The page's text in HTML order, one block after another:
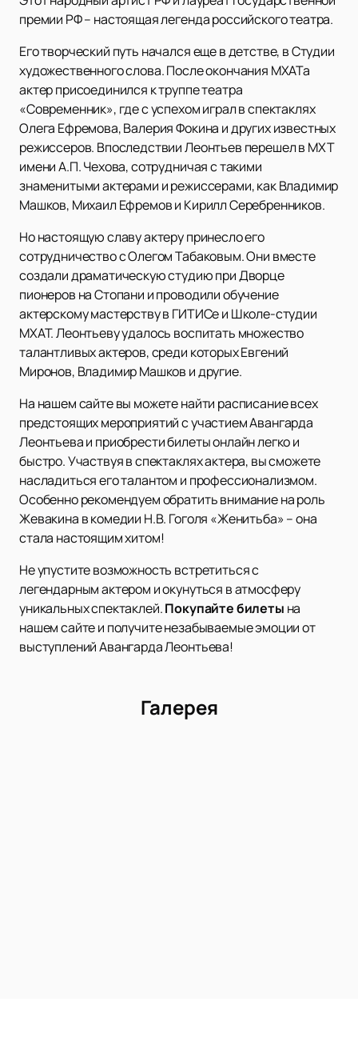
премии РФ – настоящая легенда российского театра.
Его творческий путь начался еще в детстве, в Студии
художественного слова. После окончания МХАТа
актер присоединился к труппе театра
«Современник», где с успехом играл в спектаклях
Олега Ефремова, Валерия Фокина и других известных
режиссеров. Впоследствии Леонтьев перешел в МХТ
имени А.П. Чехова, сотрудничая с такими
знаменитыми актерами и режиссерами, как Владимир
Машков, Михаил Ефремов и Кирилл Серебренников.
Но настоящую славу актеру принесло его
сотрудничество с Олегом Табаковым. Они вместе
создали драматическую студию при Дворце
пионеров на Стопани и проводили обучение
актерскому мастерству в ГИТИСе и Школе-студии
МХАТ. Леонтьеву удалось воспитать множество
талантливых актеров, среди которых Евгений
Миронов, Владимир Машков и другие.
На нашем сайте вы можете найти расписание всех
предстоящих мероприятий с участием Авангарда
Леонтьева и приобрести билеты онлайн легко и
быстро. Участвуя в спектаклях актера, вы сможете
насладиться его талантом и профессионализмом.
Особенно рекомендуем обратить внимание на роль
Жевакина в комедии Н.В. Гоголя «Женитьба» – она
стала настоящим хитом!
Не упустите возможность встретиться с
легендарным актером и окунуться в атмосферу
уникальных спектаклей.Покупайте билеты на
нашем сайте и получите незабываемые эмоции от
выступлений Авангарда Леонтьева!
Галерея